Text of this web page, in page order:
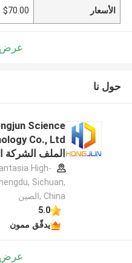
الأسعار $70.00 - $100.00/pieces
عرض
حول نا
Science
الملف الشركة
High-
Sichuan,
China ,الصين
5.0
يدقّق ممون
عرض